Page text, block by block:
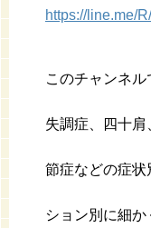
https://line.me/
このチャンネ
失調症、四十
節症などの症状
ション別に細